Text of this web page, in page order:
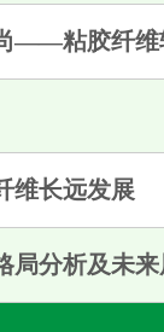
——粘胶纤维
维长远发展
局分析及未